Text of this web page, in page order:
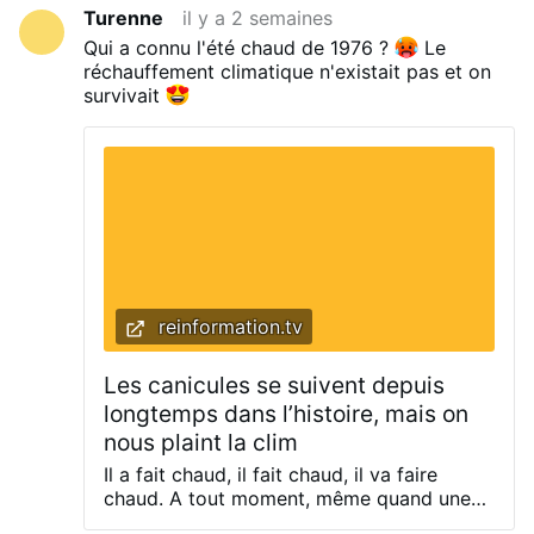
qui est constamment réédité depuis les années
70 (ce livre très complet et détaillé sur les
faits, et la vie de la mystique), et le second
livre, plus récent : "Prophéties de Notre Dame
de Bordeaux", de Marie Vérenne (editions
Rassemblement à son Image), sur le sens et le
Turenne
il y a 2 semaines
Qui a connu l'été chaud de 1976 ?
Le
réchauffement climatique n'existait pas et on
survivait
reinformation.tv
Les canicules se suivent depuis
longtemps dans l’histoire, mais on
nous plaint la clim
Il a fait chaud, il fait chaud, il va faire
chaud. A tout moment, même quand une